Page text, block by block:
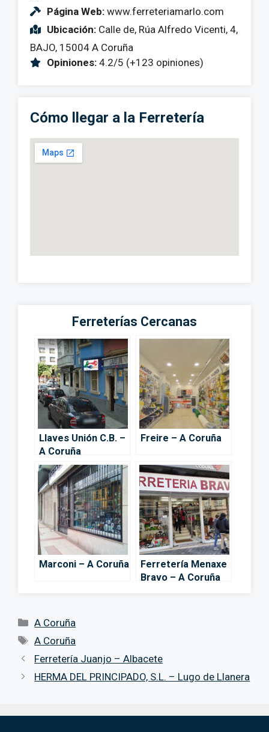
Página Web: www.ferreteriamarlo.com
Ubicación: Calle de, Rúa Alfredo Vicenti, 4,
BAJO, 15004 A Coruña
Opiniones: 4.2/5 (+123 opiniones)
Cómo llegar a la Ferretería
Ferreterías Cercanas
Llaves Unión C.B. –
A Coruña
Freire – A Coruña
Marconi – A Coruña
Ferretería Menaxe
Bravo – A Coruña
Categorías
A Coruña
Etiquetas
A Coruña
Ferretería Juanjo – Albacete
HERMA DEL PRINCIPADO, S.L. – Lugo de Llanera